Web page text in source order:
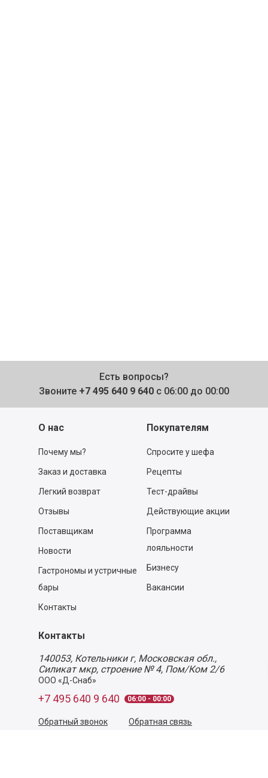
Есть вопросы?
Звоните +7 495 640 9 640 с 06:00 до 00:00
О нас
Почему мы?
Заказ и доставка
Легкий возврат
Отзывы
Поставщикам
Новости
Гастрономы и устричные
бары
Контакты
Покупателям
Спросите у шефа
Рецепты
Тест-драйвы
Действующие акции
Программа
лояльности
Бизнесу
Вакансии
Контакты
140053, Котельники г, Московская обл.,
Силикат мкр, строение № 4, Пом/Ком 2/6
ООО «Д-Снаб»
+7 495 640 9 640 06:00 - 00:00
Обратный звонок Обратная связь